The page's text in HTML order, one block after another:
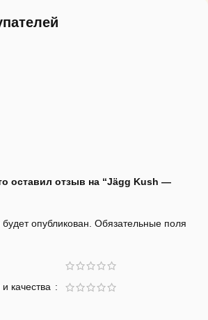
оставил отзыв на “Jägg Kush —
опубликован. Обязательные поля
качества